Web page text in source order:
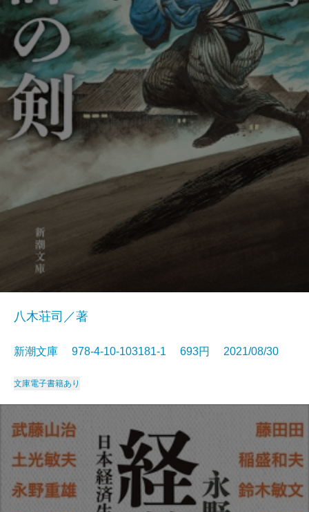
八木荘司／著
新潮文庫 978-4-10-103181-1 693円 2021/08/30
文庫電子書籍あり